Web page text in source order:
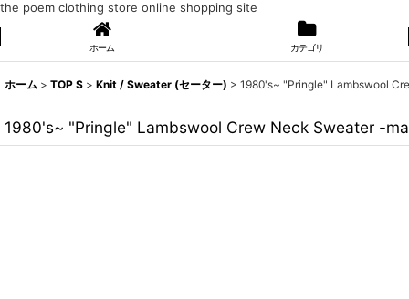
the poem clothing store online shopping site
ホーム カテゴリ
ホーム > TOP S > Knit / Sweater (セーター) > 1980's~ "Pringle" Lambswool
1980's~ "Pringle" Lambswool Crew Neck Sweater -